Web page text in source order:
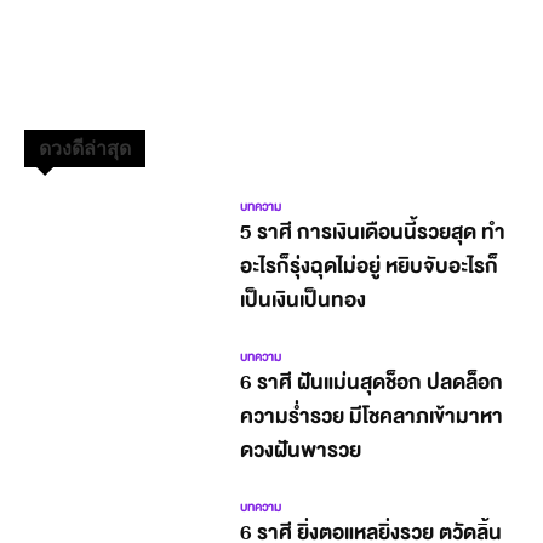
ดวงดีล่าสุด
บทความ
5 ราศี การเงินเดือนนี้รวยสุด ทำ
อะไรก็รุ่งฉุดไม่อยู่ หยิบจับอะไรก็
เป็นเงินเป็นทอง
บทความ
6 ราศี ฝันแม่นสุดช็อก ปลดล็อก
ความร่ำรวย มีโชคลาภเข้ามาหา
ดวงฝันพารวย
บทความ
6 ราศี ยิ่งตอแหลยิ่งรวย ตวัดลิ้น